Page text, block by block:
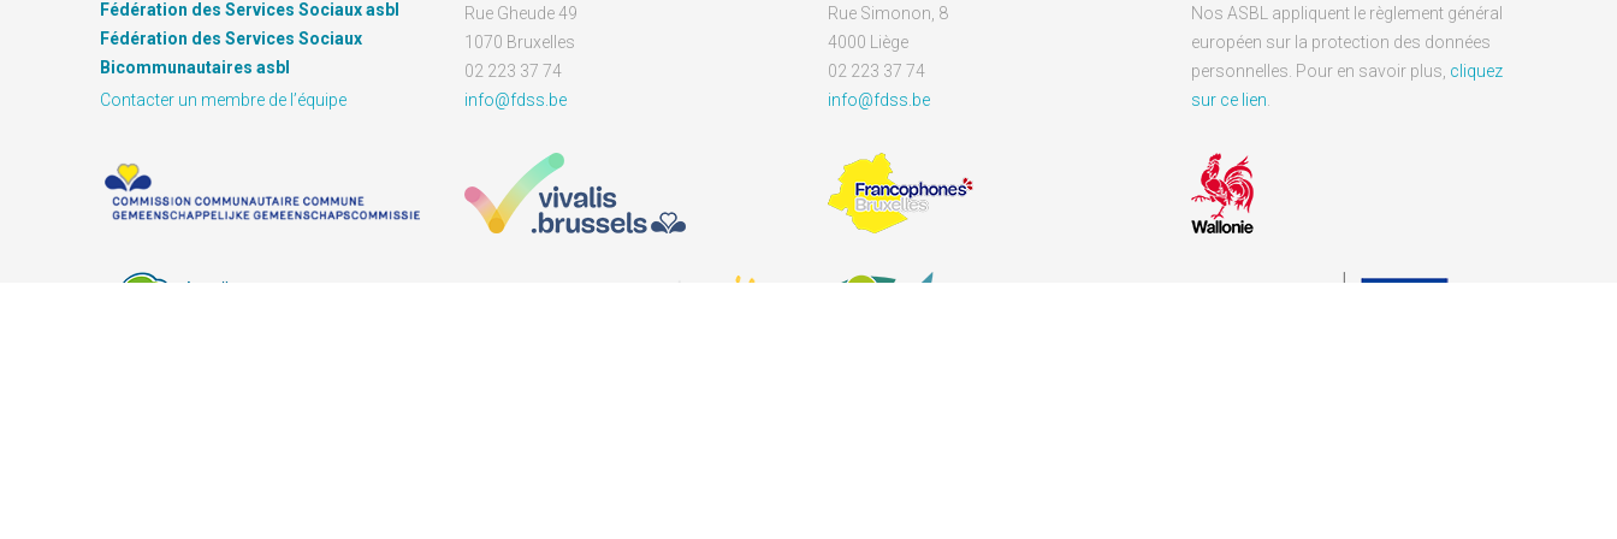
Fédération des Services Sociaux asbl
Fédération des Services Sociaux
Bicommunautaires asbl
Contacter un membre de l’équipe
Rue Gheude 49
1070 Bruxelles
02 223 37 74
info@fdss.be
Rue Simonon, 8
4000 Liège
02 223 37 74
info@fdss.be
Nos ASBL appliquent le règlement général
européen sur la protection des données
personnelles. Pour en savoir plus, cliquez
sur ce lien